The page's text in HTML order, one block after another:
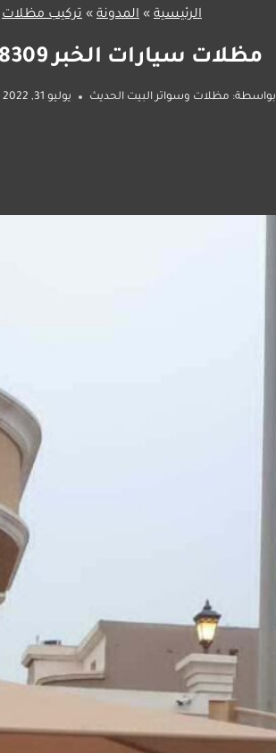
الرئيسية » المدونة » تركيب مظلات
مظلات سيارات الخبر 0533038309
بواسطة: مظلات وسواتر البيت الحديث يوليو 31, 2022